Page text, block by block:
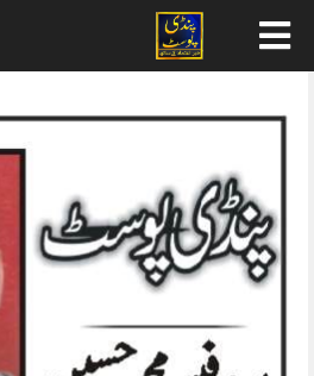
content